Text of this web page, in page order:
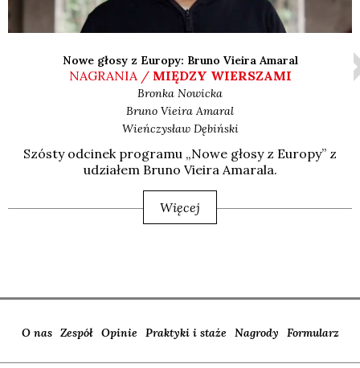
Nowe głosy z Europy: Bruno Vieira Amaral
NAGRANIA / MIĘDZY WIERSZAMI
Bronka Nowicka
Bruno VieiraAmaral
Wieńczysław Dębiński
Szó­sty odci­nek pro­gra­mu „Nowe gło­sy z Euro­py” z
udzia­łem Bru­no Vie­ira Ama­ra­la.
Więcej
O nas Zespół Opinie Praktyki i staże Nagrody Formularz